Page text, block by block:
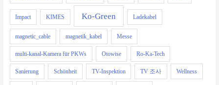
Impact KIMES Ko-Green Ladekabel
magnetic_cable magnetik_kabel Messe
multi-kanal-Kamera für PKWs Otowise Ro-Ka-Tech
Sanierung Schönheit TV-Inspektion TV 조사 Wellness